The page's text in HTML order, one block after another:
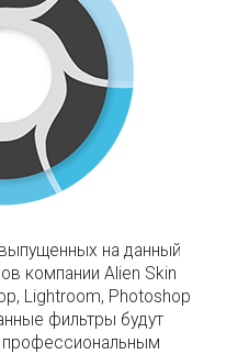
на данный
компании Alien Skin
Lightroom, Photoshop
фильтры будут
профессиональным